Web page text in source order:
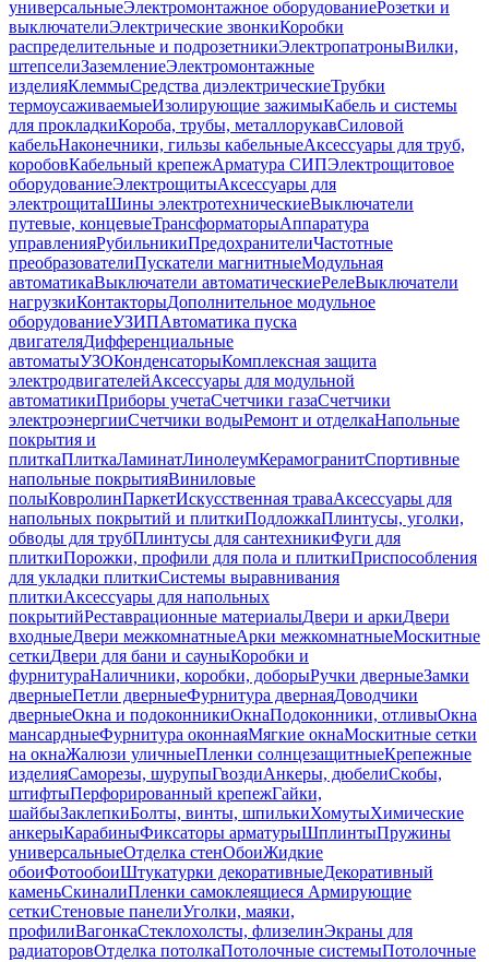
универсальныеЭлектромонтажное оборудованиеРозетки и
выключателиЭлектрические звонкиКоробки
распределительные и подрозетникиЭлектропатроныВилки,
штепселиЗаземлениеЭлектромонтажные
изделияКлеммыСредства диэлектрическиеТрубки
термоусаживаемыеИзолирующие зажимыКабель и системы
для прокладкиКороба, трубы, металлорукавСиловой
кабельНаконечники, гильзы кабельныеАксессуары для труб,
коробовКабельный крепежАрматура СИПЭлектрощитовое
оборудованиеЭлектрощитыАксессуары для
электрощитаШины электротехническиеВыключатели
путевые, концевыеТрансформаторыАппаратура
управленияРубильникиПредохранителиЧастотные
преобразователиПускатели магнитныеМодульная
автоматикаВыключатели автоматическиеРелеВыключатели
нагрузкиКонтакторыДополнительное модульное
оборудованиеУЗИПАвтоматика пуска
двигателяДифференциальные
автоматыУЗОКонденсаторыКомплексная защита
электродвигателейАксессуары для модульной
автоматикиПриборы учетаСчетчики газаСчетчики
электроэнергииСчетчики водыРемонт и отделкаНапольные
покрытия и
плиткаПлиткаЛаминатЛинолеумКерамогранитСпортивные
напольные покрытияВиниловые
полыКовролинПаркетИскусственная траваАксессуары для
напольных покрытий и плиткиПодложкаПлинтусы, уголки,
обводы для трубПлинтусы для сантехникиФуги для
плиткиПорожки, профили для пола и плиткиПриспособления
для укладки плиткиСистемы выравнивания
плиткиАксессуары для напольных
покрытийРеставрационные материалыДвери и аркиДвери
входныеДвери межкомнатныеАрки межкомнатныеМоскитные
сеткиДвери для бани и сауныКоробки и
фурнитураНаличники, коробки, доборыРучки дверныеЗамки
дверныеПетли дверныеФурнитура двернаяДоводчики
дверныеОкна и подоконникиОкнаПодоконники, отливыОкна
мансардныеФурнитура оконнаяМягкие окнаМоскитные сетки
на окнаЖалюзи уличныеПленки солнцезащитныеКрепежные
изделияСаморезы, шурупыГвоздиАнкеры, дюбелиСкобы,
штифтыПерфорированный крепежГайки,
шайбыЗаклепкиБолты, винты, шпилькиХомутыХимические
анкерыКарабиныФиксаторы арматурыШплинтыПружины
универсальныеОтделка стенОбоиЖидкие
обоиФотообоиШтукатурки декоративныеДекоративный
каменьСкиналиПленки самоклеящиеся Армирующие
сеткиСтеновые панелиУголки, маяки,
профилиВагонкаСтеклохолсты, флизелинЭкраны для
радиаторовОтделка потолкаПотолочные системыПотолочные